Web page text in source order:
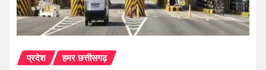
प्रदेश हमर छत्तीसगढ़